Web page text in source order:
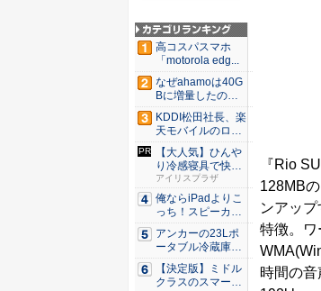
『Rio
128MB
ンアッ
特徴。ワ
時間の
USB Type-C - MS
Office 2021 - Win11
搭載
高コスパスマホ
「motorola edg...
なぜahamoは40G
Bに増量したの
か ...
KDDI松田社長、楽
天モバイルのロー
ミン...
【大人気】ひんや
り冷感寝具で快適
な睡眠を...
アイリスプラザ
俺ならiPadよりこ
っち！スピーカー
9個...
アンカーの23Lポ
ータブル冷蔵庫が
Ama...
【決定版】ミドル
クラスのスマート